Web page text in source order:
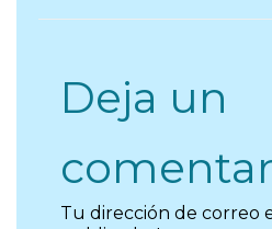
Deja un
publicada. Los campos
marcados con *